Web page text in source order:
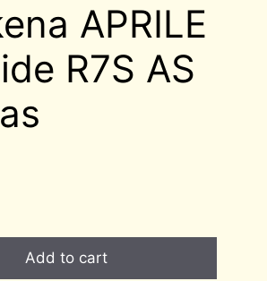
APRILE
R7S AS
Add to cart